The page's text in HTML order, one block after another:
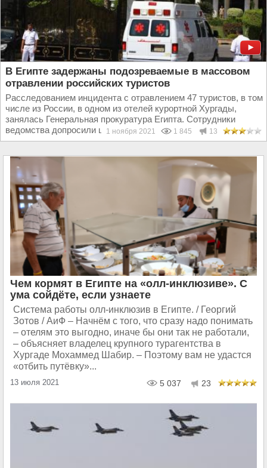
В Египте задержаны подозреваемые в массовом
отравлении российских туристов
Расследованием инцидента с отравлением 47 туристов, в том
числе из России, в одном из отелей курортной Хургады,
занялась Генеральная прокуратура Египта. Сотрудники
ведомства допросили шеф-повара, помощника...
1 ноября 2021 1 845 13
Чем кормят в Египте на «олл-инклюзиве». С
ума сойдёте, если узнаете
Система работы олл-инклюзив в Египте. / Георгий
Зотов / АиФ – Начнём с того, что сразу надо понимать
– отелям это выгодно, иначе бы они так не работали,
– объясняет владелец крупного турагентства в
Хургаде Мохаммед Шабир. – Поэтому вам не удастся
«отбить путёвку»...
13 июля 2021 5 037 23